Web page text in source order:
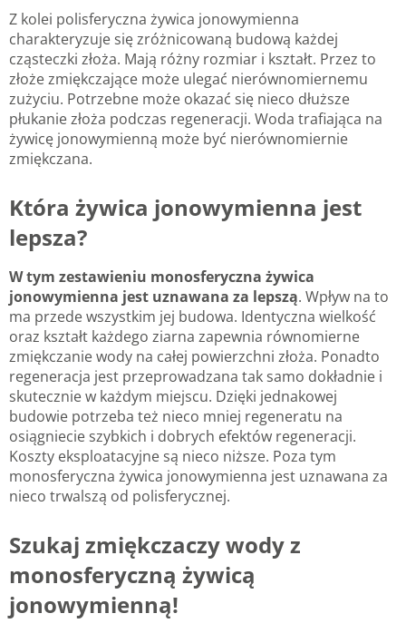
Z kolei polisferyczna żywica jonowymienna
charakteryzuje się zróżnicowaną budową każdej
cząsteczki złoża. Mają różny rozmiar i kształt. Przez to
złoże zmiękczające może ulegać nierównomiernemu
zużyciu. Potrzebne może okazać się nieco dłuższe
płukanie złoża podczas regeneracji. Woda trafiająca na
żywicę jonowymienną może być nierównomiernie
zmiękczana.
Która żywica jonowymienna jest
lepsza?
W tym zestawieniu monosferyczna żywica
jonowymienna jest uznawana za lepszą. Wpływ na to
ma przede wszystkim jej budowa. Identyczna wielkość
oraz kształt każdego ziarna zapewnia równomierne
zmiękczanie wody na całej powierzchni złoża. Ponadto
regeneracja jest przeprowadzana tak samo dokładnie i
skutecznie w każdym miejscu. Dzięki jednakowej
budowie potrzeba też nieco mniej regeneratu na
osiągniecie szybkich i dobrych efektów regeneracji.
Koszty eksploatacyjne są nieco niższe. Poza tym
monosferyczna żywica jonowymienna jest uznawana za
nieco trwalszą od polisferycznej.
Szukaj zmiękczaczy wody z
monosferyczną żywicą
jonowymienną!